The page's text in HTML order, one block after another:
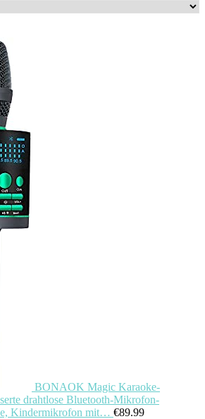
BONAOK Magic Karaoke-
drahtlose Bluetooth-Mikrofon-
Kindermikrofon mit… €89.99